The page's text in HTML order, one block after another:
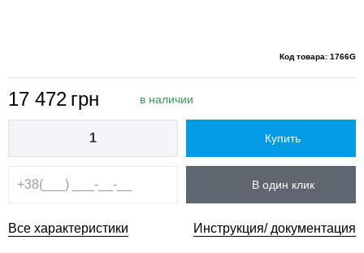
Код товара: 1766G
17 472 грн в наличии
Купить
В один клик
Все характеристики Инструкция/ документация